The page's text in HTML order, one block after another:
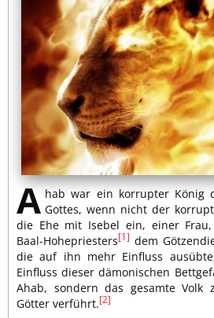
A hab war ein korrupter König
Gottes, wenn nicht der
die Ehe mit Isebel ein, einer
Baal-Hohepriesters[1] dem
die auf ihn mehr Einfluss
Einfluss dieser dämonischen
Ahab, sondern das gesamte Volk
Götter verführt.[2]